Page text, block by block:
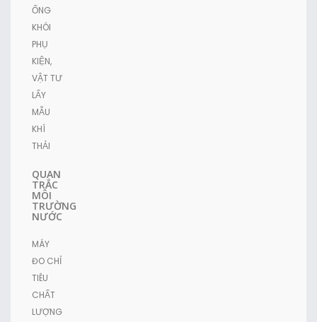
ỐNG
KHÓI
PHỤ
KIỆN,
VẬT TƯ
LẤY
MẪU
KHÍ
THẢI
QUAN
TRẮC
MÔI
TRƯỜNG
NƯỚC
MÁY
ĐO CHỈ
TIÊU
CHẤT
LƯỢNG